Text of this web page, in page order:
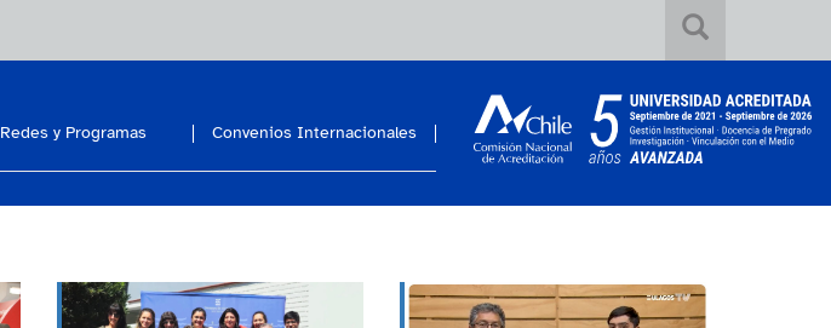
Redes y Programas Convenios Internacionales